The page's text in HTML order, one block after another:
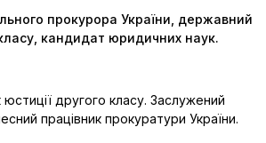
прокурора України, державний
кандидат юридичних наук.
другого класу. Заслужений
працівник прокуратури України.